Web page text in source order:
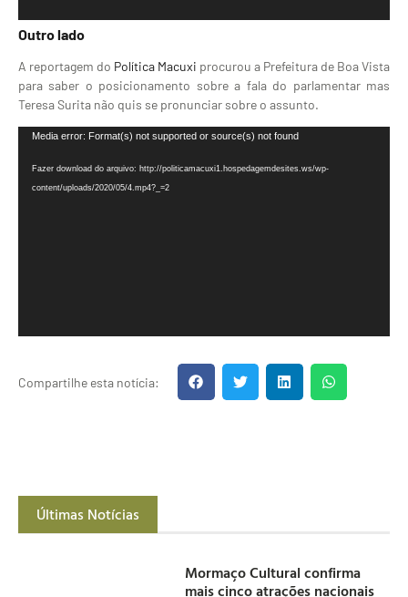
Outro lado
A reportagem do Política Macuxi procurou a Prefeitura de Boa Vista
para saber o posicionamento sobre a fala do parlamentar mas
Teresa Surita não quis se pronunciar sobre o assunto.
Tocador
vídeo
Media error: Format(s) not supported or source(s) not found
Fazer download do arquivo: http://politicamacuxi1.hospedagemdesites.ws/wp-
content/uploads/2020/05/4.mp4?_=2
Compartilhe esta notícia:
Últimas Notícias
Mormaço Cultural confirma
mais cinco atrações nacionais